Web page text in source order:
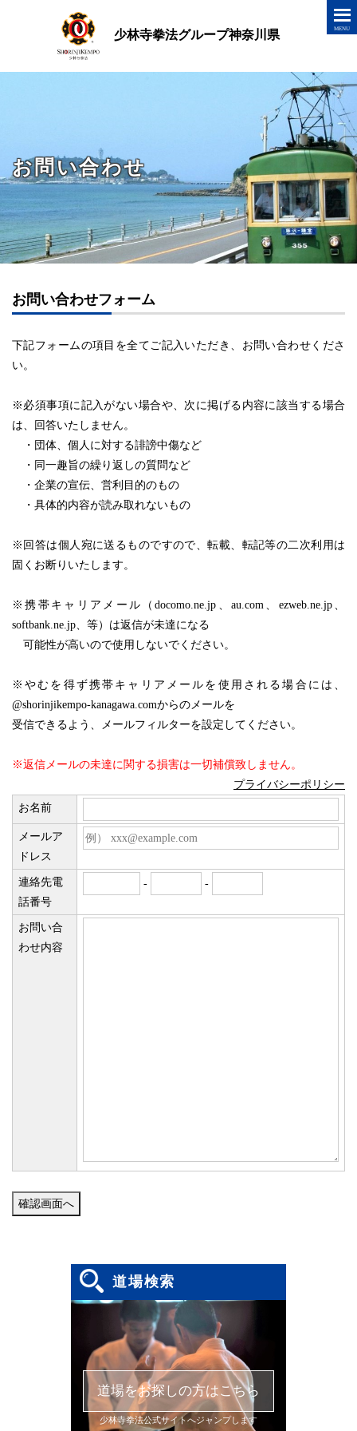
少林寺拳法グループ神奈川県
お問い合わせ
お問い合わせフォーム
下記フォームの項目を全てご記入いただき、お問い合わせくださ
い。
※必須事項に記入がない場合や、次に掲げる内容に該当する場合
は、回答いたしません。
・団体、個人に対する誹謗中傷など
・同一趣旨の繰り返しの質問など
・企業の宣伝、営利目的のもの
・具体的内容が読み取れないもの
※回答は個人宛に送るものですので、転載、転記等の二次利用は
固くお断りいたします。
※携帯キャリアメール（docomo.ne.jp、au.com、ezweb.ne.jp、
softbank.ne.jp、等）は返信が未達になる
可能性が高いので使用しないでください。
※やむを得ず携帯キャリアメールを使用される場合には、
@shorinjikempo-kanagawa.comからのメールを
受信できるよう、メールフィルターを設定してください。
※返信メールの未達に関する損害は一切補償致しません。
プライバシーポリシー
お名前
メールア
ドレス
連絡先電
話番号
- -
お問い合
わせ内容
道場検索
道場をお探しの方はこちら
少林寺拳法公式サイトへジャンプします